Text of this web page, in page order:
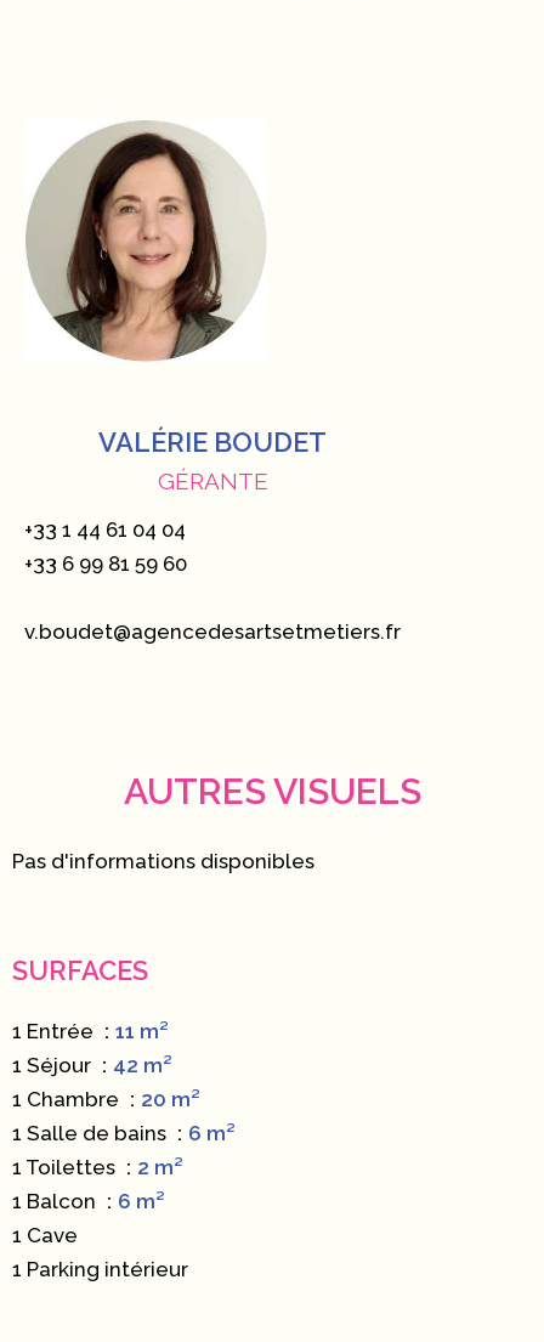
VALÉRIE BOUDET
GÉRANTE
+33 1 44 61 04 04
+33 6 99 81 59 60
v.boudet@agencedesartsetmetiers.fr
AUTRES VISUELS
Pas d'informations disponibles
SURFACES
1 Entrée
11 m²
1 Séjour
42 m²
1 Chambre
20 m²
1 Salle de bains
6 m²
1 Toilettes
2 m²
1 Balcon
6 m²
1 Cave
1 Parking intérieur